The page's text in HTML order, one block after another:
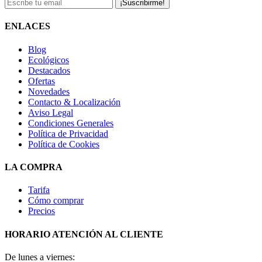
¡Suscribirme!
ENLACES
Blog
Ecológicos
Destacados
Ofertas
Novedades
Contacto & Localización
Aviso Legal
Condiciones Generales
Política de Privacidad
Política de Cookies
LA COMPRA
Tarifa
Cómo comprar
Precios
HORARIO ATENCIÓN AL CLIENTE
De lunes a viernes: